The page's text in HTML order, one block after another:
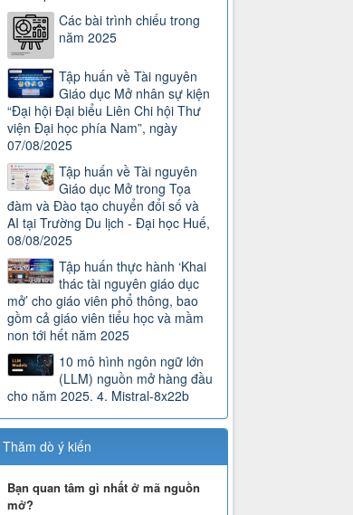
Các bài trình chiếu trong
năm 2025
Tập huấn về Tài nguyên
Giáo dục Mở nhân sự kiện
“Đại hội Đại biểu Liên Chi hội Thư
viện Đại học phía Nam”, ngày
07/08/2025
Tập huấn về Tài nguyên
Giáo dục Mở trong Tọa
đàm và Đào tạo chuyển đổi số và
AI tại Trường Du lịch - Đại học Huế,
08/08/2025
Tập huấn thực hành ‘Khai
thác tài nguyên giáo dục
mở’ cho giáo viên phổ thông, bao
gồm cả giáo viên tiểu học và mầm
non tới hết năm 2025
10 mô hình ngôn ngữ lớn
(LLM) nguồn mở hàng đầu
cho năm 2025. 4. Mistral-8x22b
Thăm dò ý kiến
Bạn quan tâm gì nhất ở mã nguồn
mở?